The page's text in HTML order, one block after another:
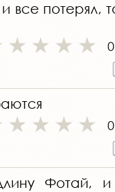
все потерял,
0
0
Фотай,